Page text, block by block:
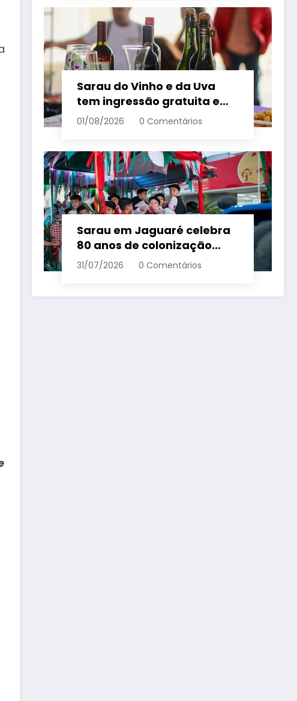
Sarau do Vinho e da Uva
tem ingressão gratuita e
distribui 250 litros de suco
01/08/2026 0 Comentários
Sarau em Jaguaré celebra
80 anos de colonização
italiana com tradição e
31/07/2026 0 Comentários